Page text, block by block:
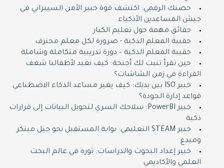
حصنك الرقمي: اكتشف قوة خبير الأمن السيبراني في
جيش المساعدين الأذكياء
حقائق مهمة حول تعليم الكبار
حقيبة المعلم الذكية - ضرورة لكل معلم محترف
حقيبة المعلم الذكية – دورة تدريبية متكاملة وشاملة
حين تقرأ تنبت لك أجنحة: كيف نعيد لأطفالنا شغف
القراءة في زمن الشاشات؟
خبير ISO بين يديك: كيف يغير مساعد الذكاء الاصطناعي
قواعد إدارة الجودة؟
خبير PowerBI: سلاحك السري لتحويل البيانات إلى قرارات
ذكية
خبير STEAM التعليمي: بوابة المستقبل نحو جيل مبتكر
ومبدع
خبير إعداد البحوث والدراسات: ثورة في عالم البحث
العلمي والأكاديمي